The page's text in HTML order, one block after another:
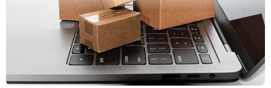
Открыть технические характеристики.
Открыть инструкцию по сборке.
Для уточнения всех возможных вариантов материала и
цвета данного изделия обращайтесь к нашим
менеджерам.